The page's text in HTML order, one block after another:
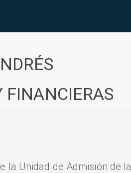
FINANCIERAS
la Unidad de Admisión de la